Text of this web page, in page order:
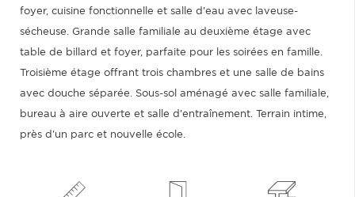
foyer, cuisine fonctionnelle et salle d'eau avec laveuse-
sécheuse. Grande salle familiale au deuxième étage avec
table de billard et foyer, parfaite pour les soirées en famille.
Troisième étage offrant trois chambres et une salle de bains
avec douche séparée. Sous-sol aménagé avec salle familiale,
bureau à aire ouverte et salle d'entraînement. Terrain intime,
près d'un parc et nouvelle école.